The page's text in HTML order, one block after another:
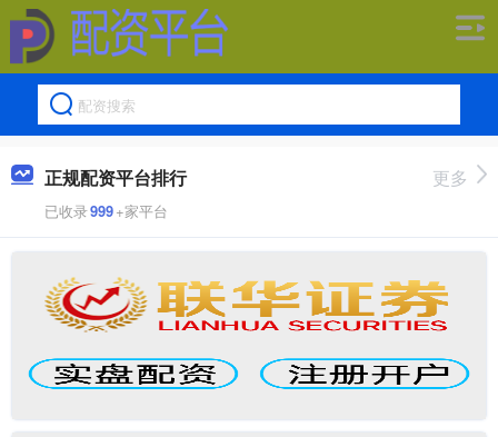
正规配资平台排行
已收录999+家平台
更多